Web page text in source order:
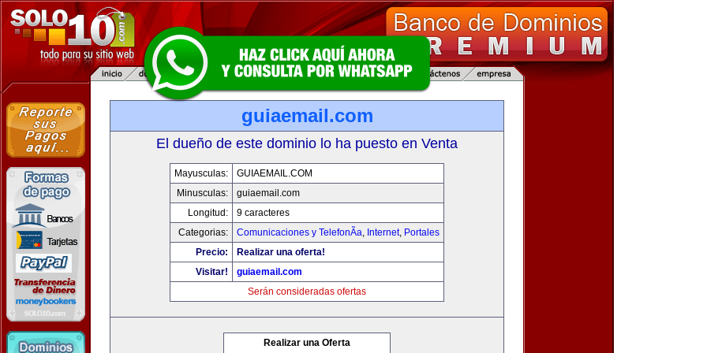
guiaemail.com
El dueño de este dominio lo ha puesto en Venta
Mayusculas:
GUIAEMAIL.COM
Minusculas:
guiaemail.com
Longitud:
9 caracteres
Categorias:
Comunicaciones y TelefonÃ­a, Internet, Portales
Precio:
Realizar una oferta!
Visitar!
guiaemail.com
Serán consideradas ofertas
Realizar una Oferta